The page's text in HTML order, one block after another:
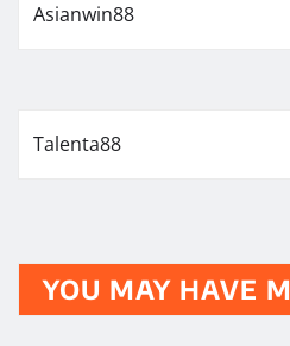
Asianwin88
Talenta88
YOU MAY HAVE